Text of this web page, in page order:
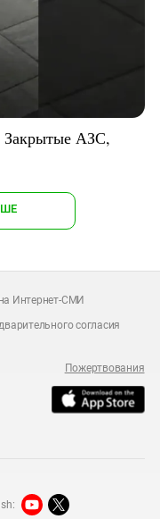
Закрытые АЗС,
Интернет-СМИ
согласия
Пожертвования